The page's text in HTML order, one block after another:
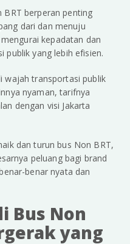
BRT berperan penting
dari dan menuju
kepadatan dan
publik yang lebih efisien.
wajah transportasi publik
nyaman, tarifnya
dengan visi Jakarta
dan turun bus Non BRT,
peluang bagi brand
benar nyata dan
Bus Non
yang